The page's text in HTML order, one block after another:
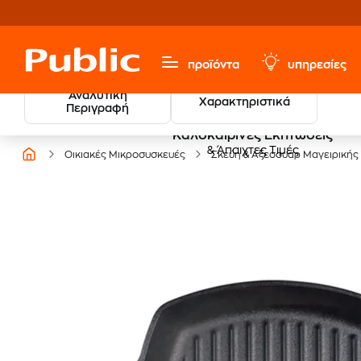
προϊόντα υπηρεσίες
Αναλυτική
Περιγραφή
Χαρακτηριστικά
Καλοκαιρινές Εκπτώσεις
& Άπαιχτες Τιμές
Οικιακές Μικροσυσκευές Σκεύη & Αξεσουάρ Μαγειρικής